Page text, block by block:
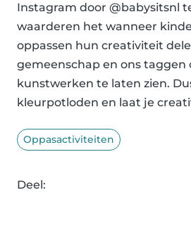
Instagram door @babysitsnl
waarderen het wanneer
oppassen hun creativiteit
gemeenschap en ons taggen
kunstwerken te laten zien.
kleurpotloden en laat je
Oppasactiviteiten
Deel: